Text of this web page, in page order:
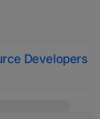
Developers